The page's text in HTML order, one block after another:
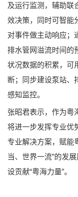
及运行监测，辅助联
效决策，同时可智能
对事件做主动响应；
排水管网溢流时间的
状况数据的积累，可
断；同步建设泵站、
感知监控。
张昭君表示，作为粤
将进一步发挥专业优
专业解决方案，赋能
当、世界一流”的发
设贡献“粤海力量”。